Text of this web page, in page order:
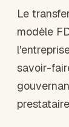
Le
modèle
savoir-